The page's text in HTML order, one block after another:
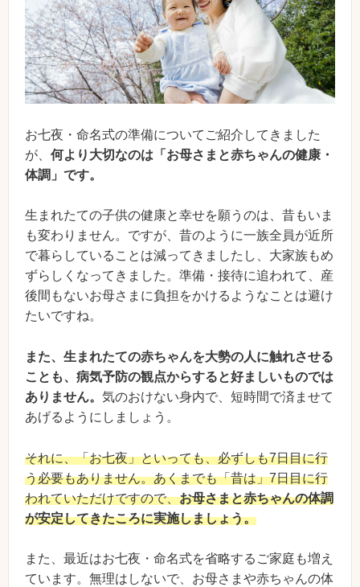
お七夜・命名式の準備についてご紹介してきました
が、 何より大切なのは「お母さまと赤ちゃんの健康・
体調」です。
生まれたての子供の健康と幸せを願うのは、昔もいま
も変わりません。ですが、昔のように一族全員が近所
で暮らしていることは減ってきましたし、大家族もめ
ずらしくなってきました。準備・接待に追われて、産
後間もないお母さまに負担をかけるようなことは避け
たいですね。
また、生まれたての赤ちゃんを大勢の人に触れさせる
ことも、病気予防の観点からすると好ましいものでは
ありません。 気のおけない身内で、短時間で済ませて
あげるようにしましょう。
それに、「お七夜」といっても、必ずしも7日目に行
う必要もありません。あくまでも「昔は」7日目に行
われていただけですので、お母さまと赤ちゃんの体調
が安定してきたころに実施しましょう。
また、最近はお七夜・命名式を省略するご家庭も増え
ています。無理はしないで、お母さまや赤ちゃんの体